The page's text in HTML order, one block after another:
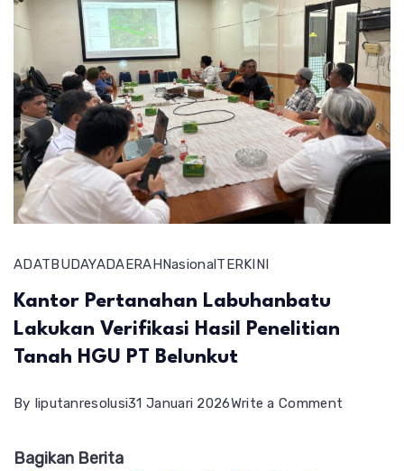
ADATBUDAYADAERAHNasionalTERKINI
Kantor Pertanahan Labuhanbatu
Lakukan Verifikasi Hasil Penelitian
Tanah HGU PT Belunkut
By liputanresolusi31 Januari 2026Write a Comment
Bagikan Berita